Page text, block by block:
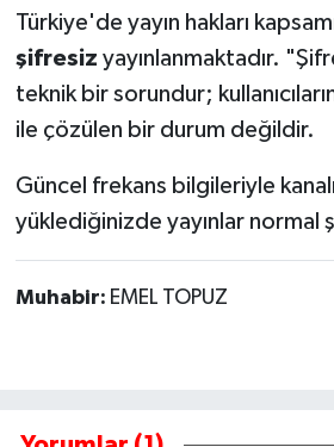
Türkiye'de yayın hakları
şifresiz yayınlanmaktadır.
teknik bir sorundur;
ile çözülen bir durum değildir.
Güncel frekans bilgileriyle
yüklediğinizde yayınlar normal
Muhabir: EMEL TOPUZ